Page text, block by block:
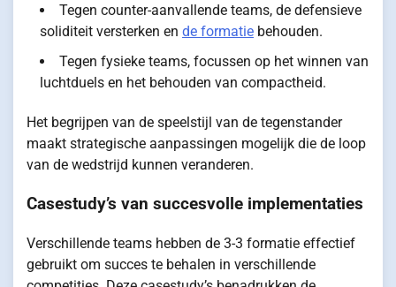
Tegen counter-aanvallende teams, de defensieve
soliditeit versterken en de formatie behouden.
Tegen fysieke teams, focussen op het winnen van
luchtduels en het behouden van compactheid.
Het begrijpen van de speelstijl van de tegenstander
maakt strategische aanpassingen mogelijk die de loop
van de wedstrijd kunnen veranderen.
Casestudy’s van succesvolle implementaties
Verschillende teams hebben de 3-3 formatie effectief
gebruikt om succes te behalen in verschillende